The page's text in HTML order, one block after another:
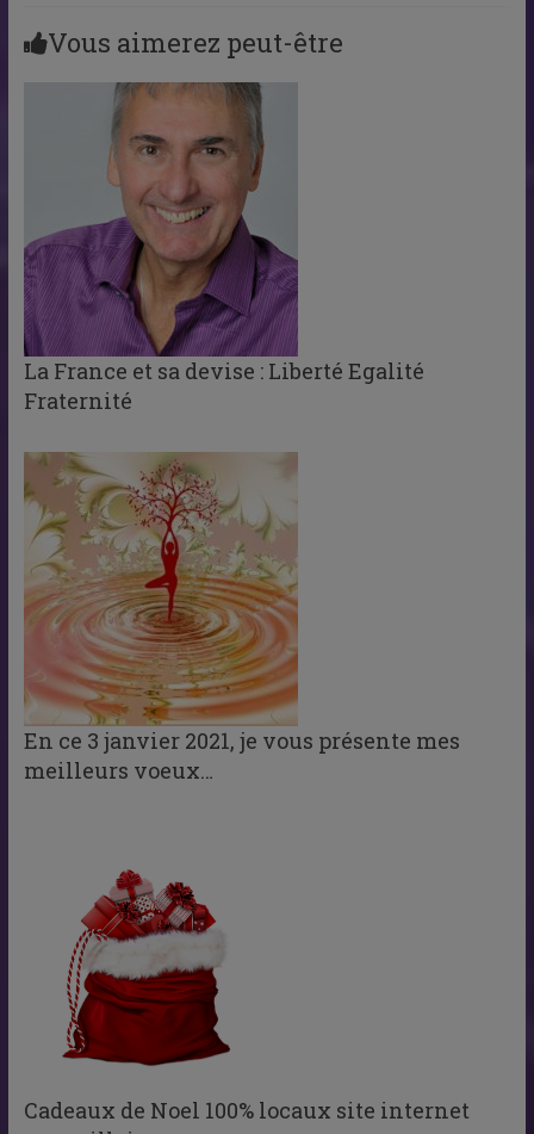
Vous aimerez peut-être
La France et sa devise : Liberté Egalité
Fraternité
En ce 3 janvier 2021, je vous présente mes
meilleurs voeux…
Cadeaux de Noel 100% locaux site internet